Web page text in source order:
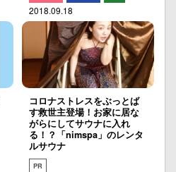
2018.09.18
コロナストレスをぶっとば
す救世主登場！お家に居な
がらにしてサウナに入れ
る！？「nimspa」のレンタ
ルサウナ
PR